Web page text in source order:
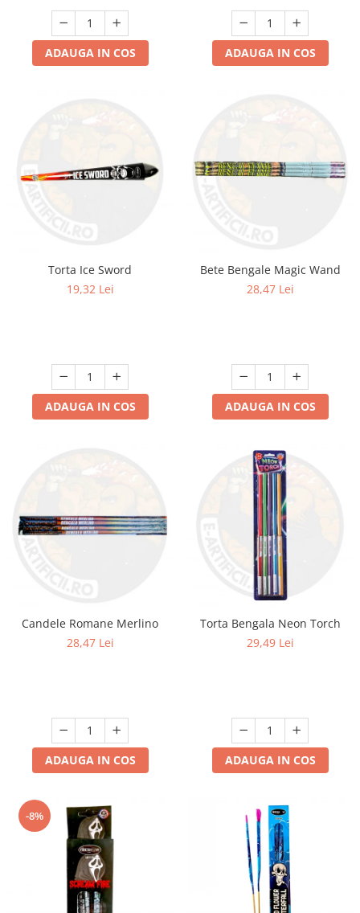
ADAUGA IN COS ADAUGA IN COS
Torta Ice Sword
19,32 Lei
ADAUGA IN COS
Bete Bengale Magic Wand
28,47 Lei
ADAUGA IN COS
Candele Romane Merlino
28,47 Lei
ADAUGA IN COS
Torta Bengala Neon Torch
29,49 Lei
ADAUGA IN COS
-8%